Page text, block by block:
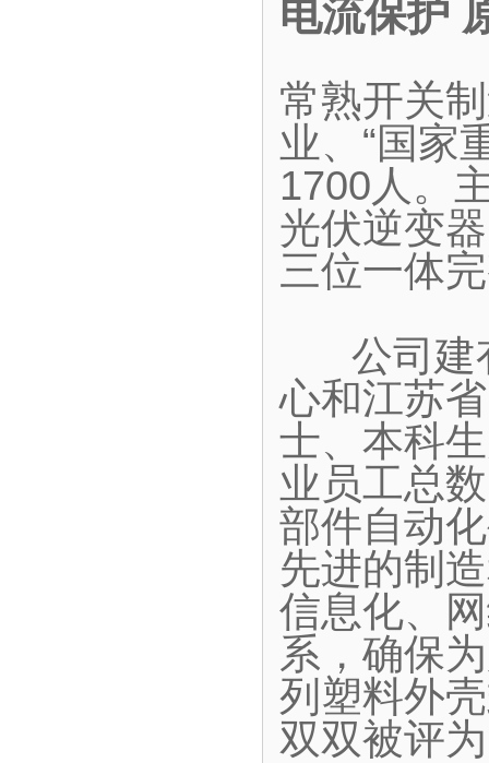
电流保护
常熟开关
业、“国家
1700人。
光伏逆变
三位一体
公司建
心和江苏
士、本科
业员工总
部件自动
先进的制
信息化、
系，确保
列塑料外
双双被评